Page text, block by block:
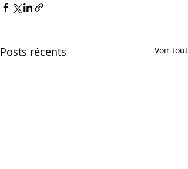
Posts récents Voir tout